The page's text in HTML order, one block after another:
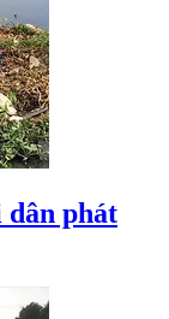
dân phát